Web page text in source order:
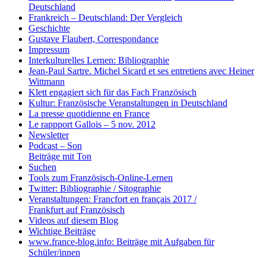
Deutschland
Frankreich – Deutschland: Der Vergleich
Geschichte
Gustave Flaubert, Correspondance
Impressum
Interkulturelles Lernen: Bibliographie
Jean-Paul Sartre. Michel Sicard et ses entretiens avec Heiner
Wittmann
Klett engagiert sich für das Fach Französisch
Kultur: Französische Veranstaltungen in Deutschland
La presse quotidienne en France
Le rappport Gallois – 5 nov. 2012
Newsletter
Podcast – Son
Beiträge mit Ton
Suchen
Tools zum Französisch-Online-Lernen
Twitter: Bibliographie / Sitographie
Veranstaltungen: Francfort en français 2017 /
Frankfurt auf Französisch
Videos auf diesem Blog
Wichtige Beiträge
www.france-blog.info: Beiträge mit Aufgaben für
Schüler/innen